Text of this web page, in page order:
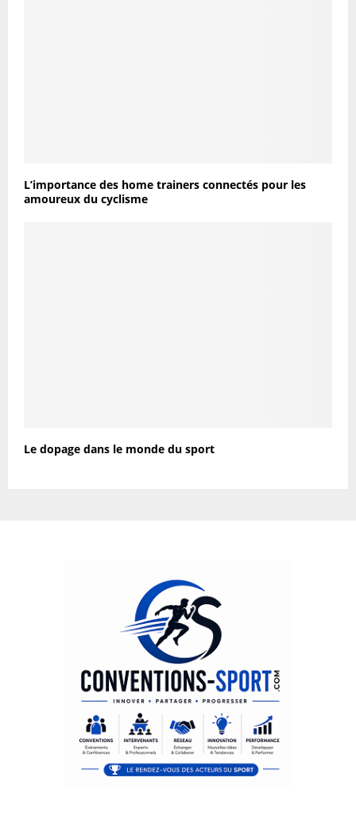
L’importance des home trainers connectés pour les
amoureux du cyclisme
Le dopage dans le monde du sport